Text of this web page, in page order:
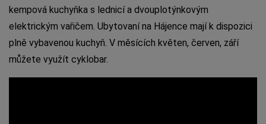
kempová kuchyňka s lednicí a dvouplotýnkovým
elektrickým vařičem. Ubytovaní na Hájence mají k dispozici
plně vybavenou kuchyň. V měsících květen, červen, září
můžete využít cyklobar.